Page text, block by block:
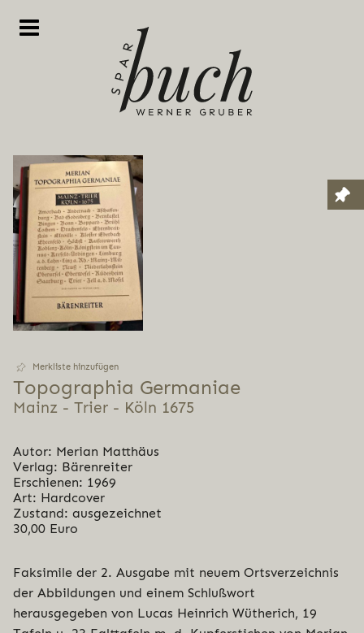
Merkliste hinzufügen
Topo­gra­phia Germaniae
Mainz - Trier - Köln 1675
Autor: Merian Matthäus
Verlag: Bärenreiter
Erschienen: 1969
Art: Hardcover
Zustand: ausgezeichnet
30,00 Euro
Faksimile der 2. Ausgabe mit neuem Ortsverzeichnis
der Abbildungen und einem Schlußwort
herausgegeben von Lucas Heinrich Wütherich, 19